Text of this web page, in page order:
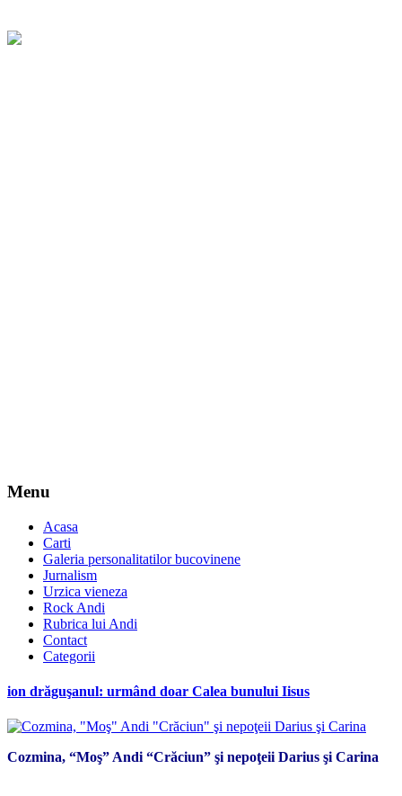
Menu
Acasa
Carti
Galeria personalitatilor bucovinene
Jurnalism
Urzica vieneza
Rock Andi
Rubrica lui Andi
Contact
Categorii
ion drăguşanul: urmând doar Calea bunului Iisus
Cozmina, “Moş” Andi “Crăciun” şi nepoţeii Darius şi Carina